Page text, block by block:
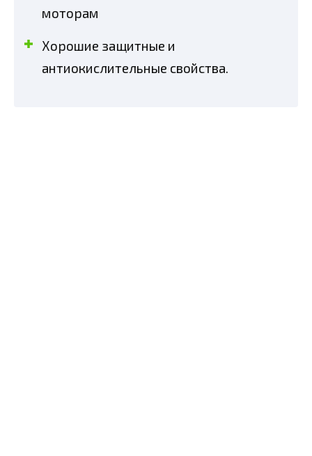
моторам
Хорошие защитные и
антиокислительные свойства.